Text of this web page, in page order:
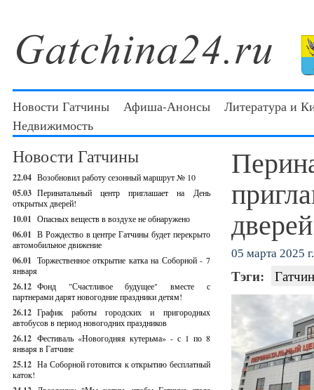
Новости Гатчины Афиша-Анонсы
Литература и
Недвижимость
Новости Гатчины
22.04 Возобновил работу сезонный маршрут № 10
05.03 Перинатальный центр приглашает на День
открытых дверей!
10.01 Опасных веществ в воздухе не обнаружено
06.01 В Рождество в центре Гатчины будет перекрыто
автомобильное движение
06.01 Торжественное открытие катка на Соборной - 7
января
26.12 Фонд "Счастливое будущее" вместе с
партнерами дарят новогодние праздники детям!
26.12 График работы городских и пригородных
автобусов в период новогодних праздников
26.12 Фестиваль «Новогодняя кутерьма» - с 1 по 8
января в Гатчине
25.12 На Соборной готовится к открытию бесплатный
каток!
05 марта 2025 г.
Тэги: